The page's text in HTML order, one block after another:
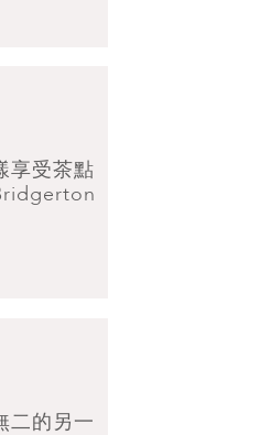
享受茶點
二的另一